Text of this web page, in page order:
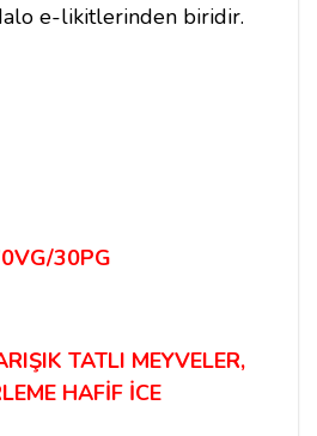
e-likitlerinden biridir.
30PG
TATLI MEYVELER,
HAFİF İCE